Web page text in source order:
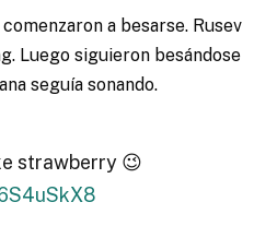
a besarse. Rusev
Luego siguieron besándose
seguía sonando.
strawberry 😉